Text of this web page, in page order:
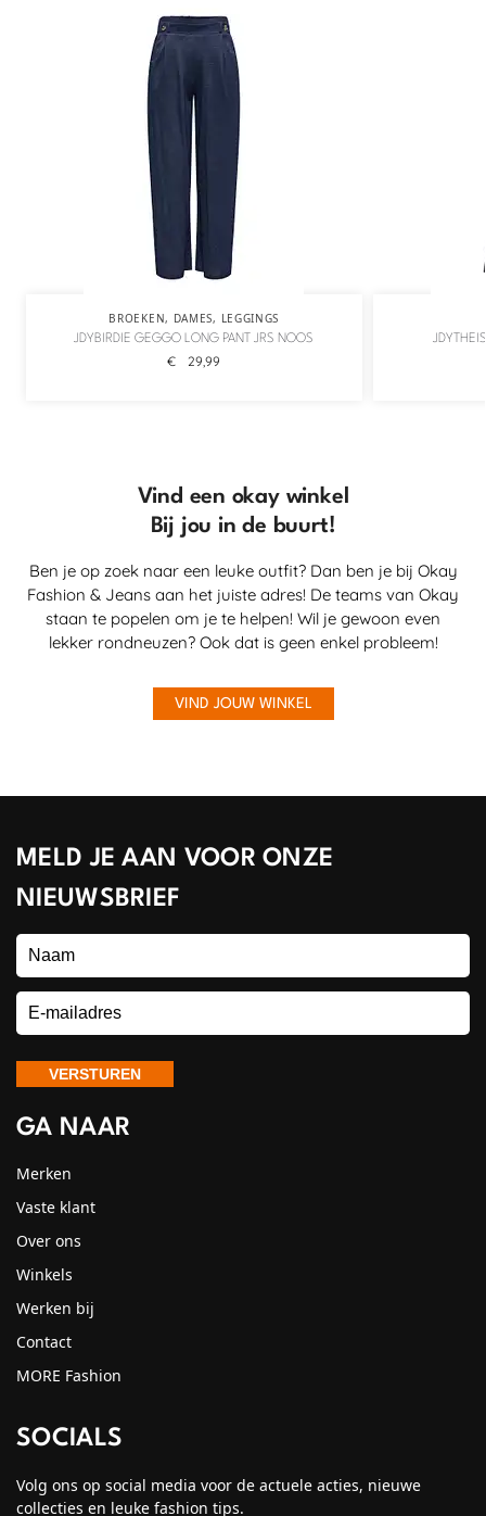
BROEKEN, DAMES, LEGGINGS
JDYBIRDIE GEGGO LONG PANT JRS NOOS
€ 29,99
Vind een okay winkel
Bij jou in de buurt!
Ben je op zoek naar een leuke outfit? Dan ben je bij Okay
Fashion & Jeans aan het juiste adres! De teams van Okay
staan te popelen om je te helpen! Wil je gewoon even
lekker rondneuzen? Ook dat is geen enkel probleem!
VIND JOUW WINKEL
MELD JE AAN VOOR ONZE
NIEUWSBRIEF
GA NAAR
Merken
Vaste klant
Over ons
Winkels
Werken bij
Contact
MORE Fashion
SOCIALS
Volg ons op social media voor de actuele acties, nieuwe
collecties en leuke fashion tips.